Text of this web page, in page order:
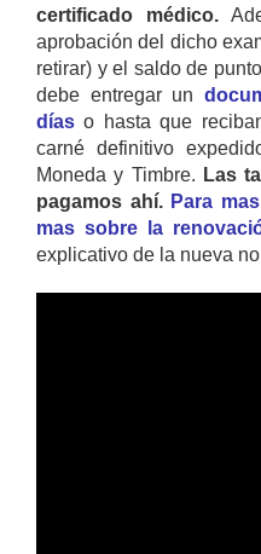
certificado médico.
aprobación del dicho
retirar) y el saldo de
debe entregar un
días o hasta que
carné definitivo
Moneda y Timbre. Las
pagamos ahí. Para
mas sobre la
explicativo de la nueva